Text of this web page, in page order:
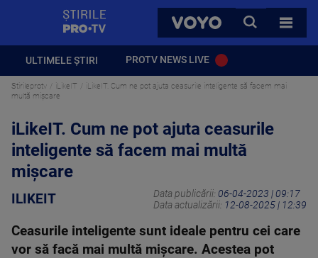
VOYO
CAUTA
TOATE
ULTIMELE ȘTIRI PROTV NEWS LIVE
Stirileprotv iLikeIT
iLikeIT. Cum ne pot ajuta ceasurile inteligente să facem mai
multă mișcare
iLikeIT. Cum ne pot ajuta ceasurile
inteligente să facem mai multă
mișcare
ILIKEIT Data publicării: 06-04-2023 | 09:17
Data actualizării: 12-08-2025 | 12:39
Ceasurile inteligente sunt ideale pentru cei care
vor să facă mai multă mișcare. Acestea pot